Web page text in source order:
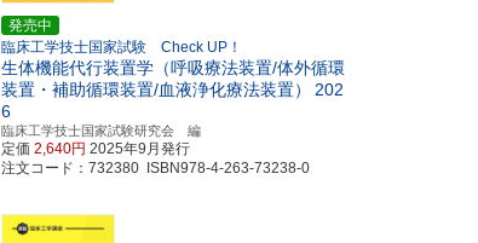
発売中
臨床工学技士国家試験 Check UP！
生体機能代行装置学（呼吸療法装置/体外循環
装置・補助循環装置/血液浄化療法装置）
202
6
臨床工学技士国家試験研究会 編
定価2,640円 2025年9月発行
注文コード：732380 ISBN978-4-263-73238-0